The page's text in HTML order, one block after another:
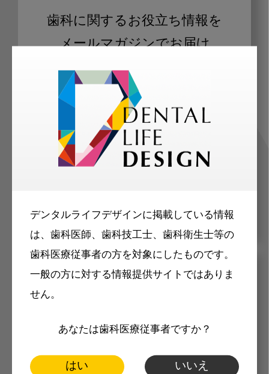
デンタルライフデザインに掲載している情報
は、歯科医師、歯科技工士、歯科衛生士等の
歯科医療従事者の方を対象にしたものです。
一般の方に対する情報提供サイトではありま
せん。
あなたは歯科医療従事者ですか？
はい いいえ
歯科に関するお役立ち情報を
メールマガジンでお届け
ご登録いただいた職種（歯科医師、歯
科衛生士、歯科技工士）に合わせた内
容のメールマガジンをお届けします。
メリット